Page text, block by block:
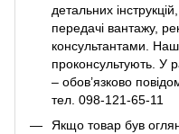
детальних
передачі вантажу,
консультантами.
проконсультують. У
– обов’язково
тел. 098-121-65-11
Якщо товар був